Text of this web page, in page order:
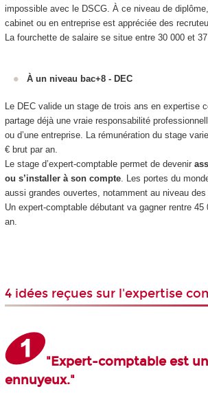
impossible avec le DSCG. À ce niveau de
cabinet ou en entreprise est appréciée des
La fourchette de salaire se situe entre 30 000 et
À un niveau bac+8 - DEC
Le DEC valide un stage de trois ans en expertise
partage déjà une vraie responsabilité
ou d’une entreprise. La rémunération du stage
€ brut par an.
Le stage d’expert-comptable permet de devenir
ou s’installer à son compte. Les portes du
aussi grandes ouvertes, notamment au niveau
Un expert-comptable débutant va gagner rentre 45
an.
4 idées reçues sur l'expertise
"Expert-comptable est
ennuyeux."